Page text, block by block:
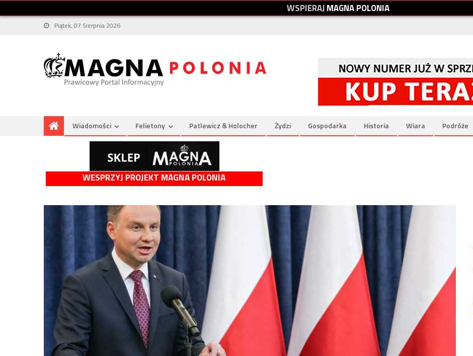
WSPIERAJMAGNAPOLONIA
Piątek, 07 Sierpnia 2026
Wiadomości Felietony Patlewicz & Holocher Żydzi Gospodarka Historia Wiara Podróże
WESPRZYJ PROJEKT MAGNA POLONIA